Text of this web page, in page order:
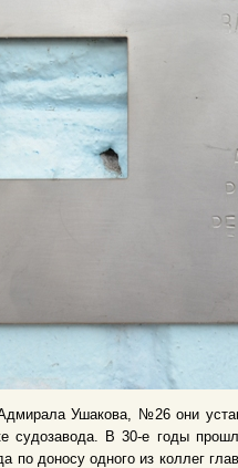
Ушакова, №26 они
судозавода. В 30-е годы
доносу одного из коллег